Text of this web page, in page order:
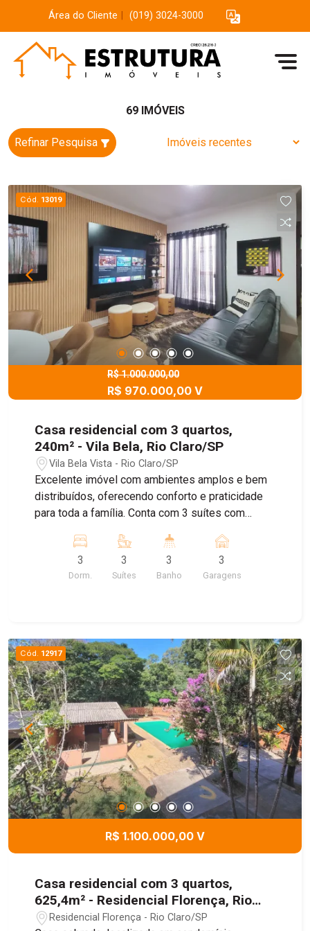
Área do Cliente (019) 3024-3000
69 IMÓVEIS
Refinar Pesquisa
Cód. 13019
R$ 1.000.000,00
R$ 970.000,00 V
Casa residencial com 3 quartos,
240m² - Vila Bela, Rio Claro/SP
Vila Bela Vista - Rio Claro/SP
Excelente imóvel com ambientes amplos e bem
distribuídos, oferecendo conforto e praticidade
para toda a família. Conta com 3 suítes com
sala de TV e escritório reversível para dormitório.
A cozinha é planejada e funcional, com despensa
e lavanderia. Possui quintal e uma agradável área
solar e gás encanado, não perca essa
oportunidade e agende uma visita.
3
Dorm.
3
Suítes
3
Banho
3
Garagens
Cód. 12917
R$ 1.100.000,00 V
Casa residencial com 3 quartos,
625,4m² - Residencial Florença, Rio
Claro/SP
Residencial Florença - Rio Claro/SP